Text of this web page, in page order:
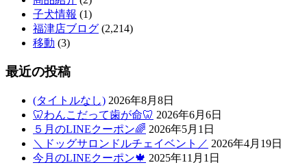
子犬情報 (1)
福津店ブログ (2,214)
移動 (3)
最近の投稿
(タイトルなし) 2026年8月8日
🦷わんこだって歯が命🦷 2026年6月6日
５月のLINEクーポン🌈 2026年5月1日
＼ドッグサロンドルチェイベント／ 2026年4月19日
今月のLINEクーポン🍁 2025年11月1日